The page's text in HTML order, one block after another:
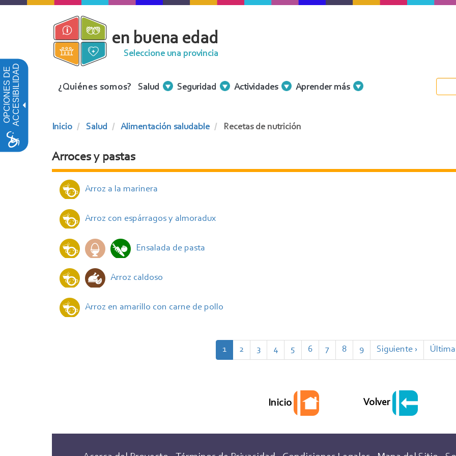
OPCIONES DEACCESIBILIDAD
Pasar
en buena edad
Seleccione una provincia
Menu
¿Quiénes somos? Salud Seguridad Actividades Aprender más
Inicio Salud Alimentación saludable Recetas de nutrición
Arroces y pastas
Arroz a la marinera
Arroz con espárragos y almoradux
Ensalada de pasta
Arroz caldoso
Arroz en amarillo con carne de pollo
Página
actual
1 Page
2 Page
3 Page
4 Page
5 Page
6 Page
7 Page
8 Page
9
Siguiente
página
Siguiente ›
Última
página
Inicio Volver